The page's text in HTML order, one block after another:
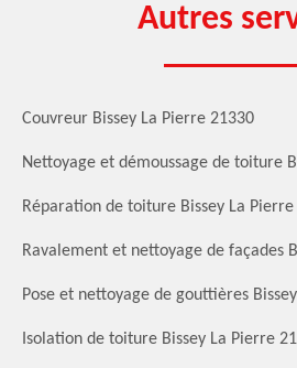
Autres
Couvreur Bissey La Pierre 21330
Nettoyage et démoussage de toiture
Réparation de toiture Bissey La
Ravalement et nettoyage de façades
Pose et nettoyage de gouttières
Isolation de toiture Bissey La Pierre